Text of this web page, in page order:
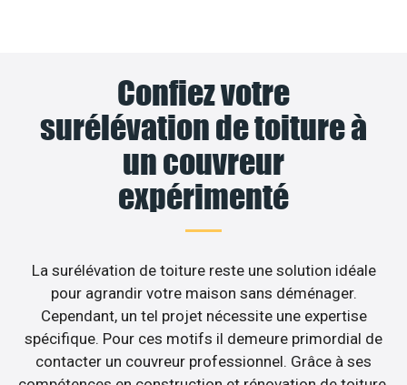
Confiez votre
surélévation de toiture à
un couvreur
expérimenté
La surélévation de toiture reste une solution idéale
pour agrandir votre maison sans déménager.
Cependant, un tel projet nécessite une expertise
spécifique. Pour ces motifs il demeure primordial de
contacter un couvreur professionnel. Grâce à ses